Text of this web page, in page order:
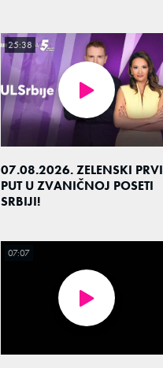
07.08.2026. ZELENSKI PRVI
PUT U ZVANIČNOJ POSETI
SRBIJI!
25:38
07:07